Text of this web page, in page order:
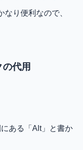
なり便利なので、
代用
ある「Alt」と書か